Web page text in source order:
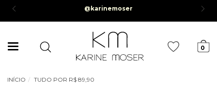
*Parcela mínima de R$50,00*
Mudar
0
INÍCIO TUDO POR R$ 89,90